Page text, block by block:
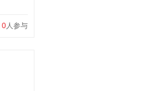
0人参与